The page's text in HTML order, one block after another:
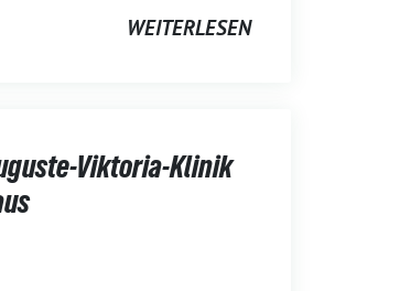
WEITERLESEN
Viktoria-Klinik